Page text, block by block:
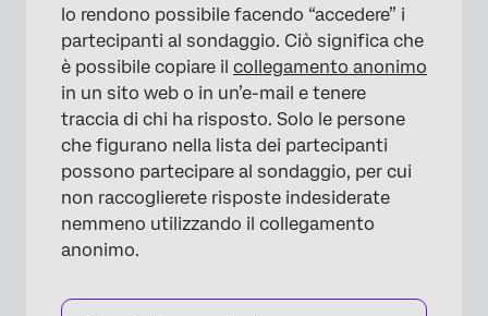
lo rendono possibile facendo “accedere” i
partecipanti al sondaggio. Ciò significa che
è possibile copiare il collegamento anonimo
in un sito web o in un’e-mail e tenere
traccia di chi ha risposto. Solo le persone
che figurano nella lista dei partecipanti
possono partecipare al sondaggio, per cui
non raccoglierete risposte indesiderate
nemmeno utilizzando il collegamento
anonimo.